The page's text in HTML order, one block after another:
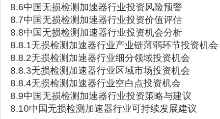
8.6中国无损检测加速器行业投资风险预警
8.7中国无损检测加速器行业投资价值评估
8.8中国无损检测加速器行业投资机会分析
8.8.1无损检测加速器行业产业链薄弱环节投资机会
8.8.2无损检测加速器行业细分领域投资机会
8.8.3无损检测加速器行业区域市场投资机会
8.8.4无损检测加速器行业空白点投资机会
8.9中国无损检测加速器行业投资策略与建议
8.10中国无损检测加速器行业可持续发展建议